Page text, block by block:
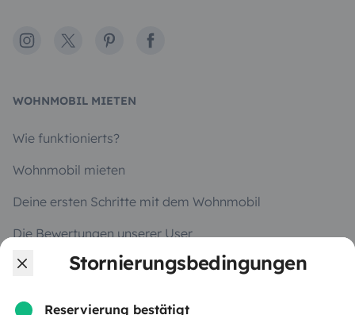
Stornierungsbedingungen
Reservierung bestätigt
Instagram
X PinterestFacebook
WOHNMOBIL MIETEN
Wie funktionierts?
Wohnmobil mieten
Deine ersten Schritte mit dem Wohnmobil
Die Bewertungen unserer User
Hilfe für Mieter